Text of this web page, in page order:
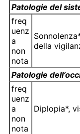
Patologie del
freq
uenz
a
non
nota
della
Patologie
freq
uenz
a
non
nota
Diplopia*,